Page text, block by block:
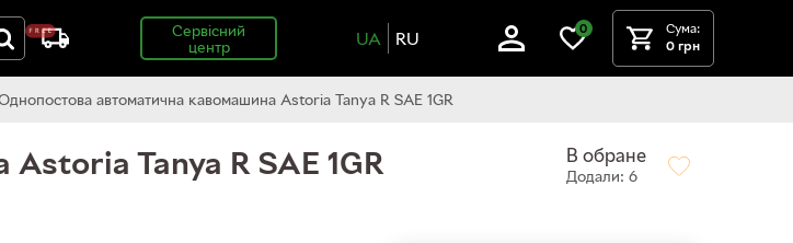
Сервісний
центр
UA RU 0
Сума:
0 грн
автоматична кавомашина Astoria Tanya R SAE 1GR
Tanya R SAE 1GR В обране
Додали: 6